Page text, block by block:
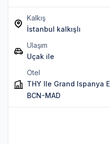
Kalkış
İstanbul kalkışlı
Ulaşım
Uçak ile
Otel
THY Ile Grand Ispanya
BCN-MAD